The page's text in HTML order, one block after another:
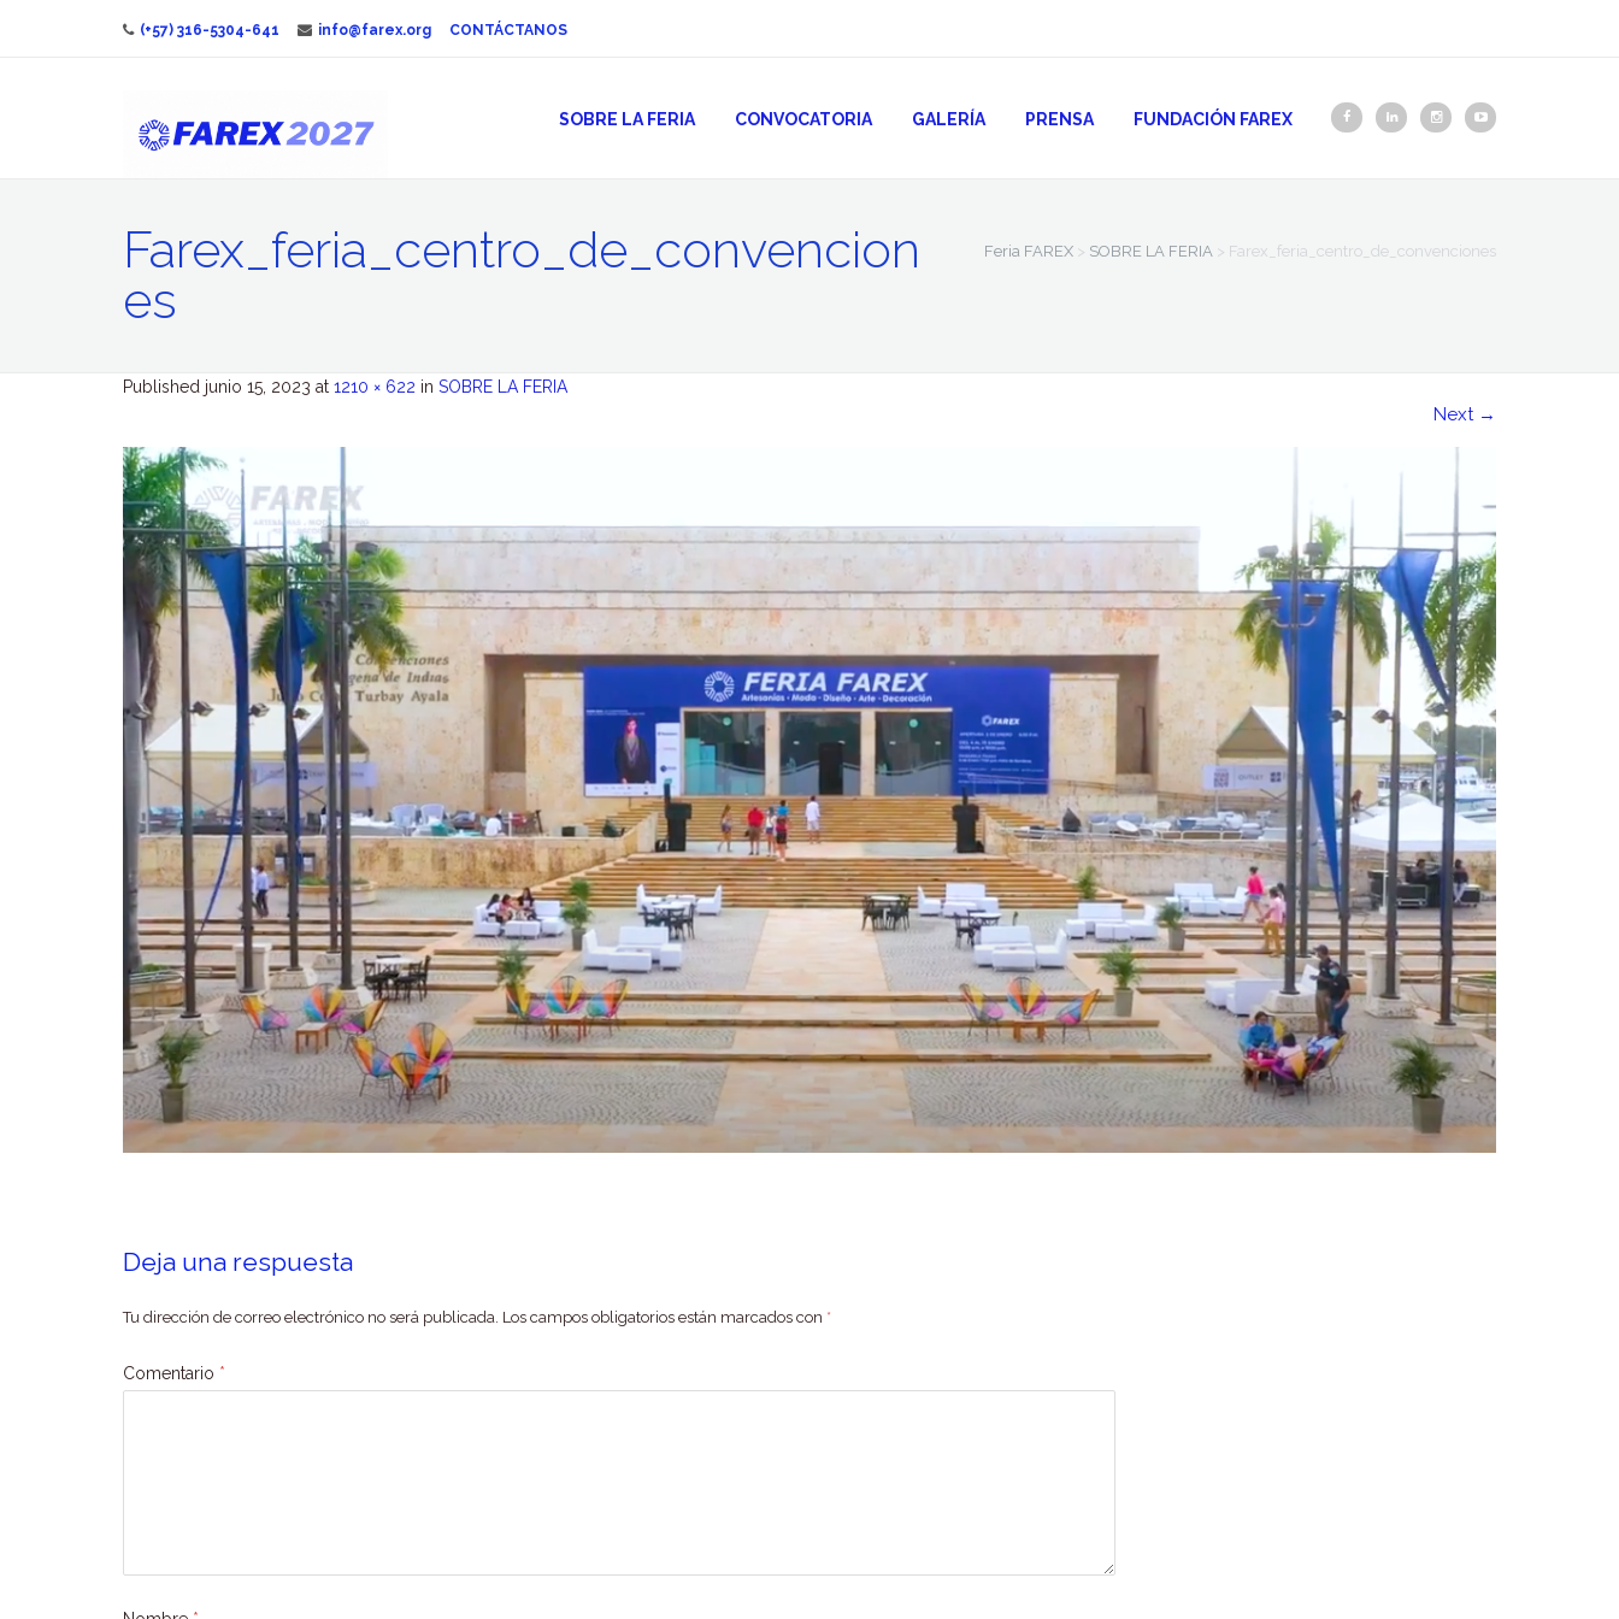
(+57) 316-5304-641 info@farex.org CONTÁCTANOS
SOBRE LA FERIA CONVOCATORIA GALERÍA PRENSA FUNDACIÓN FAREX
Farex_feria_centro_de_convencion
es
Feria FAREX > SOBRE LA FERIA > Farex_feria_centro_de_convenciones
Published junio 15, 2023 at 1210 × 622 in SOBRE LA FERIA
Next →
Deja una respuesta
Tu dirección de correo electrónico no será publicada. Los campos obligatorios están marcados con *
Comentario *